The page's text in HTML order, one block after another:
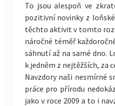
To jsou alespoň ve
pozitivní novinky z
těchto aktivit v tomto
náročné téměř
sáhnutí až na samé dno.
k jedněm z nejtěžších, za
Navzdory naši nesmírné
práce pro přírodu
jako v roce 2009 a to i